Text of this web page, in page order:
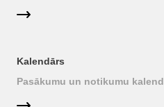
Kalendārs
Pasākumu un notikumu